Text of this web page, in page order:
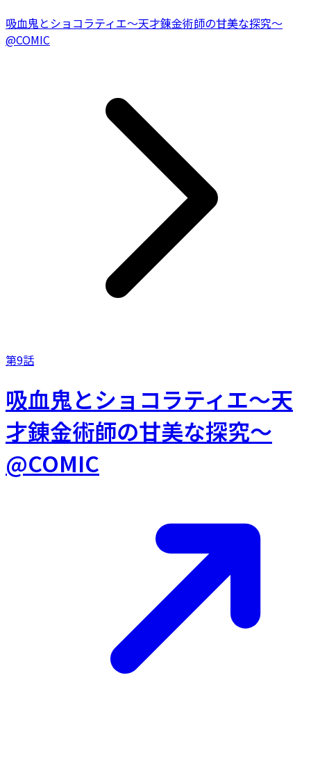
吸血鬼とショコラティエ〜天才錬金術師の甘美な探究〜
@COMIC
第9話
吸血鬼とショコラティエ〜天
才錬金術師の甘美な探究〜
@COMIC